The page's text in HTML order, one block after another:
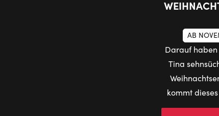
AB
Darauf haben
Tina
kommt